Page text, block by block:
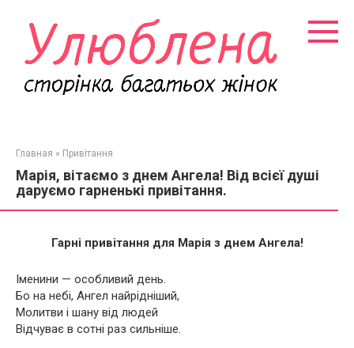
контенту
Главная » Привітання
Марія, вітаємо з днем Ангела! Від всієї душі
даруємо гарненькі привітання.
Гарні привітання для Марія з днем Ангела!
Іменини — особливий день.
Бо на небі, Ангел найрідніший,
Молитви і шану від людей
Відчуває в сотні раз сильніше.